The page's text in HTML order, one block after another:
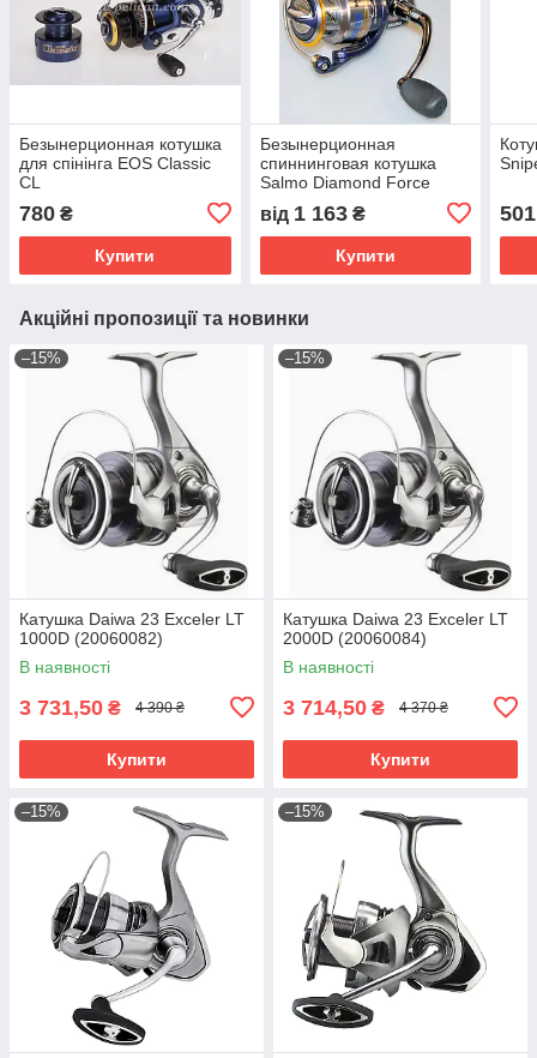
Безынерционная котушка
для спінінга EOS Classic
CL
780 ₴
Купити
Безынерционная
спиннинговая котушка
Salmo Diamond Force
від 1 163₴
Купити
501
Акційні пропозиції та новинки
–15%
Катушка Daiwa 23 Exceler LT
1000D (20060082)
В наявності
3 731,50 ₴ 4 390 ₴
Купити
–15%
Катушка Daiwa 23 Exceler LT
2000D (20060084)
В наявності
3 714,50 ₴ 4 370 ₴
Купити
–15% –15%